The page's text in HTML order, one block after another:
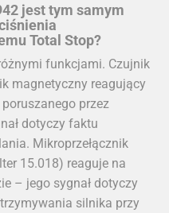
jest tym samym
Total Stop?
funkcjami. Czujnik
magnetyczny reagujący
przez
dotyczy faktu
Mikroprzełącznik
15.018) reaguje na
– jego sygnał dotyczy
silnika przy